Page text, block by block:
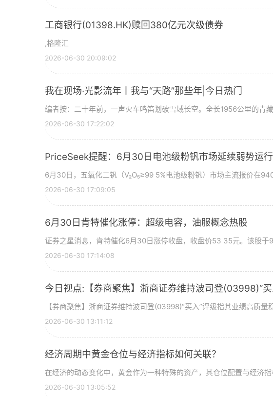
工商银行(01398.HK)赎回380亿元次级债券
,格隆汇
2026-06-30 20:09:02
我在现场·光影流年丨我与“天路”那些年|今日热门
编者按：二十年前，一声火车鸣笛划破雪域长空。全长1956公里的青
2026-06-30 17:22:02
PriceSeek提醒：6月30日电池级粉钒市场延续弱势运行
6月30日，五氧化二钒（V₂O₅≥99 5%电池级粉钒）市场主流报价在
2026-06-30 17:09:05
6月30日肯特催化涨停：超级电容，油服概念热股
证券之星消息，肯特催化6月30日涨停收盘，收盘价53 35元。该股于
2026-06-30 17:14:08
今日视点:【券商聚焦】浙商证券维持波司登(03998)“
【券商聚焦】浙商证券维持波司登(03998)“买入”评级指其业绩高质量
2026-06-30 13:11:12
经济周期中黄金仓位与经济指标如何关联？
在经济的动态变化中，黄金作为一种特殊的资产，其仓位配置与经济指
2026-06-30 13:05:52